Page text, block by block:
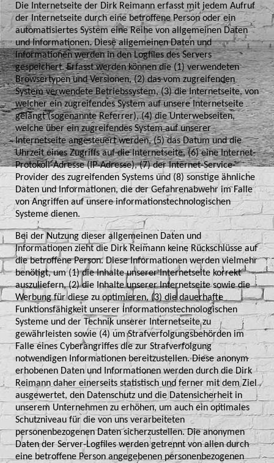
Die Internetseite der Dirk Reimann erfasst mit jedem Aufruf
der Internetseite durch eine betroffene Person oder ein
automatisiertes System eine Reihe von allgemeinen Daten
und Informationen. Diese allgemeinen Daten und
Informationen werden in den Logfiles des Servers
gespeichert. Erfasst werden können die (1) verwendeten
Browsertypen und Versionen, (2) das vom zugreifenden
System verwendete Betriebssystem, (3) die Internetseite, von
welcher ein zugreifendes System auf unsere Internetseite
gelangt (sogenannte Referrer), (4) die Unterwebseiten,
welche über ein zugreifendes System auf unserer
Internetseite angesteuert werden, (5) das Datum und die
Uhrzeit eines Zugriffs auf die Internetseite, (6) eine Internet-
Protokoll-Adresse (IP-Adresse), (7) der Internet-Service-
Provider des zugreifenden Systems und (8) sonstige ähnliche
Daten und Informationen, die der Gefahrenabwehr im Falle
von Angriffen auf unsere informationstechnologischen
Systeme dienen.
Bei der Nutzung dieser allgemeinen Daten und
Informationen zieht die Dirk Reimann keine Rückschlüsse auf
die betroffene Person. Diese Informationen werden vielmehr
benötigt, um (1) die Inhalte unserer Internetseite korrekt
auszuliefern, (2) die Inhalte unserer Internetseite sowie die
Werbung für diese zu optimieren, (3) die dauerhafte
Funktionsfähigkeit unserer informationstechnologischen
Systeme und der Technik unserer Internetseite zu
gewährleisten sowie (4) um Strafverfolgungsbehörden im
Falle eines Cyberangriffes die zur Strafverfolgung
notwendigen Informationen bereitzustellen. Diese anonym
erhobenen Daten und Informationen werden durch die Dirk
Reimann daher einerseits statistisch und ferner mit dem Ziel
ausgewertet, den Datenschutz und die Datensicherheit in
unserem Unternehmen zu erhöhen, um auch ein optimales
Schutzniveau für die von uns verarbeiteten
personenbezogenen Daten sicherzustellen. Die anonymen
Daten der Server-Logfiles werden getrennt von allen durch
eine betroffene Person angegebenen personenbezogenen